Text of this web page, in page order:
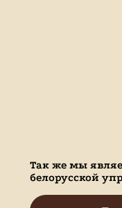
Так же мы
белорусской